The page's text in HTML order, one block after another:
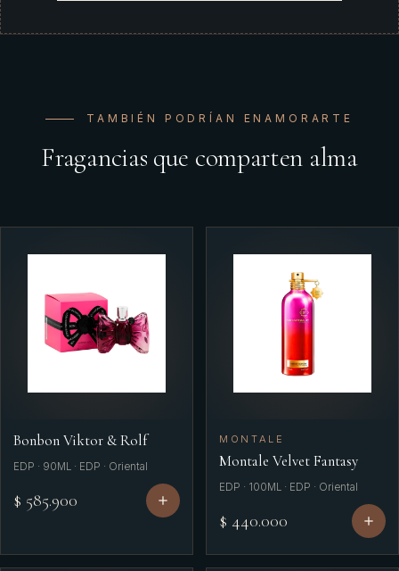
TAMBIÉN PODRÍAN ENAMORARTE
Fragancias que comparten alma
Bonbon Viktor & Rolf
EDP · 90ML · EDP · Oriental
$ 585.900
MONTALE
Montale Velvet Fantasy
EDP · 100ML · EDP · Oriental
$ 440.000